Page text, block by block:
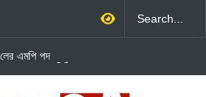
জামায়াত এমপি গাজী নজরুল ইসলামকে
দল থেকে বহিষ্কার